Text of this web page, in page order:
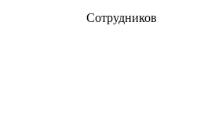
Сотрудников